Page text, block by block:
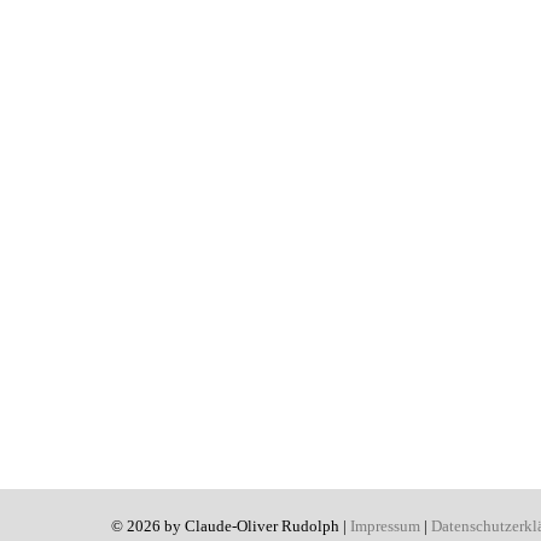
© 2026 by Claude-Oliver Rudolph | Impressum |